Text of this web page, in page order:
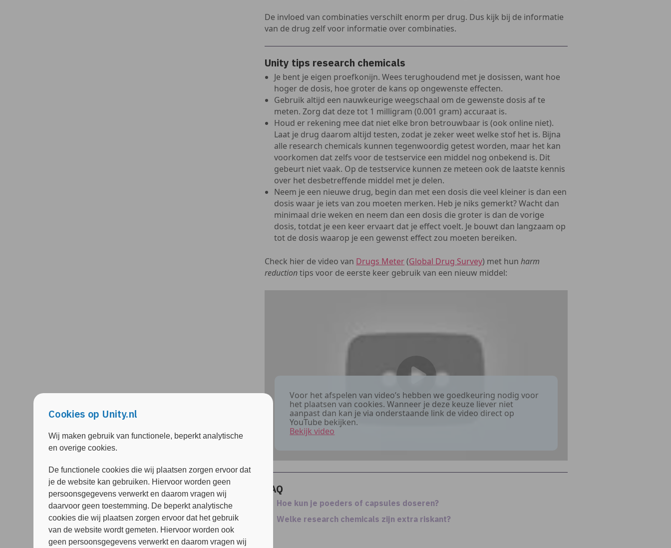
De invloed van combinaties verschilt enorm per drug. Dus kijk bij de informatie
van de drug zelf voor informatie over combinaties.
Unity tips research chemicals
Je bent je eigen proefkonijn. Wees terughoudend met je dosissen, want hoe
hoger de dosis, hoe groter de kans op ongewenste effecten.
Gebruik altijd een nauwkeurige weegschaal om de gewenste dosis af te
meten. Zorg dat deze tot 1 milligram (0.001 gram) accuraat is.
Houd er rekening mee dat niet elke bron betrouwbaar is (ook online niet).
Laat je drug daarom altijd testen, zodat je zeker weet welke stof het is. Bijna
alle research chemicals kunnen tegenwoordig getest worden, maar het kan
voorkomen dat zelfs voor de testservice een middel nog onbekend is. Dit
gebeurt niet vaak. Op de testservice kunnen ze meteen ook de laatste kennis
over het desbetreffende middel met je delen.
Neem je een nieuwe drug, begin dan met een dosis die veel kleiner is dan een
dosis waar je iets van zou moeten merken. Heb je niks gemerkt? Wacht dan
minimaal drie weken en neem dan een dosis die groter is dan de vorige
dosis, totdat je een keer ervaart dat je effect voelt. Je bouwt dan langzaam op
tot de dosis waarop je een gewenst effect zou moeten bereiken.
Check hier de video van Drugs Meter(Global Drug Survey) met hunharm
reductiontips voor de eerste keer gebruik van een nieuw middel:
Voor het afspelen van video’s hebben we goedkeuring nodig voor
het plaatsen van cookies. Wanneer je deze keuze liever niet
aanpast dan kan je via onderstaande link de video direct op
YouTube bekijken.
Bekijk video
FAQ
Hoe kun je poeders of capsules doseren?
Welke research chemicals zijn extra riskant?
Cookies op Unity.nl
Wij maken gebruik van functionele, beperkt analytische
en overige cookies.
De functionele cookies die wij plaatsen zorgen ervoor dat
je de website kan gebruiken. Hiervoor worden geen
persoonsgegevens verwerkt en daarom vragen wij
daarvoor geen toestemming. De beperkt analytische
cookies die wij plaatsen zorgen ervoor dat het gebruik
van de website wordt gemeten. Hiervoor worden ook
geen persoonsgegevens verwerkt en daarom vragen wij